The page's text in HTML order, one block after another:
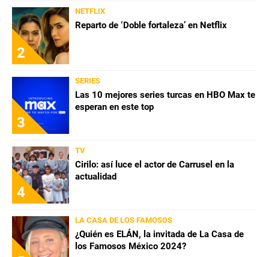
2
NETFLIX
Reparto de ‘Doble fortaleza’ en Netflix
3
SERIES
Las 10 mejores series turcas en HBO Max te
esperan en este top
4
TV
Cirilo: así luce el actor de Carrusel en la
actualidad
LA CASA DE LOS FAMOSOS
¿Quién es ELÁN, la invitada de La Casa de
los Famosos México 2024?